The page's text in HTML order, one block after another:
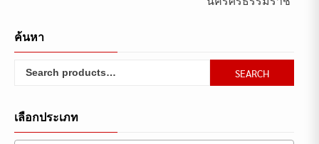
ค้นหา
Search
for:
SEARCH
เลือกประเภท